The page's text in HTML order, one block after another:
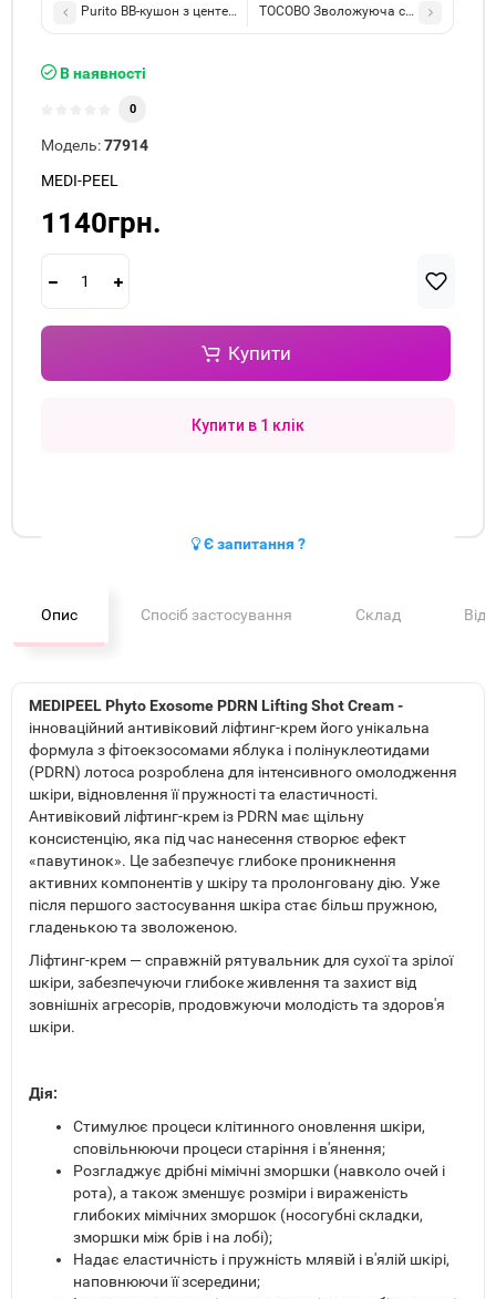
Purito BB-кушон з центеллою Wonder Releaf Centella BB Cushion
TOCOBO Зволожуюча сонцезахисна
В наявності
0
Модель:77914
MEDI-PEEL
1140грн.
Купити
Купити в 1 клік
Є запитання ?
Опис Спосіб застосування Склад
MEDIPEEL Phyto Exosome PDRN Lifting Shot Cream -
інноваційний антивіковий ліфтинг-крем його унікальна
формула з фітоекзосомами яблука і полінуклеотидами
(PDRN) лотоса розроблена для інтенсивного омолодження
шкіри, відновлення її пружності та еластичності.
Антивіковий ліфтинг-крем із PDRN має щільну
консистенцію, яка під час нанесення створює ефект
«павутинок». Це забезпечує глибоке проникнення
активних компонентів у шкіру та пролонговану дію. Уже
після першого застосування шкіра стає більш пружною,
гладенькою та зволоженою.
Ліфтинг-крем — справжній рятувальник для сухої та зрілої
шкіри, забезпечуючи глибоке живлення та захист від
зовнішніх агресорів, продовжуючи молодість та здоров'я
шкіри.
Дія:
Стимулює процеси клітинного оновлення шкіри,
сповільнюючи процеси старіння і в'янення;
Розгладжує дрібні мімічні зморшки (навколо очей і
рота), а також зменшує розміри і вираженість
глибоких мімічних зморшок (носогубні складки,
зморшки між брів і на лобі);
Надає еластичність і пружність млявій і в'ялій шкірі,
наповнюючи її зсередини;